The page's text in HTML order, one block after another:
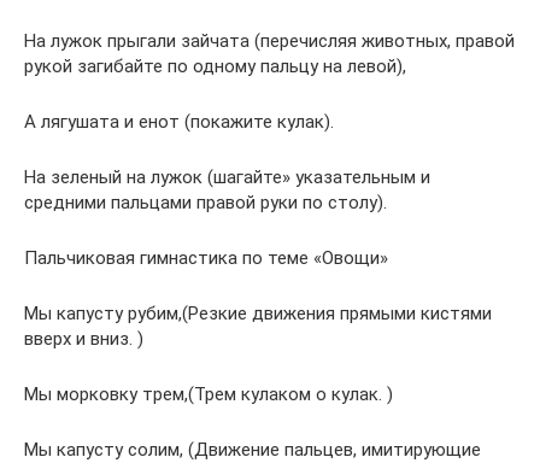
На лужок прыгали зайчата (перечисляя животных, правой
рукой загибайте по одному пальцу на левой),
А лягушата и енот (покажите кулак).
На зеленый на лужок (шагайте» указательным и
средними пальцами правой руки по столу).
Пальчиковая гимнастика по теме «Овощи»
Мы капусту рубим,(Резкие движения прямыми кистями
вверх и вниз. )
Мы морковку трем,(Трем кулаком о кулак. )
Мы капусту солим, (Движение пальцев, имитирующие